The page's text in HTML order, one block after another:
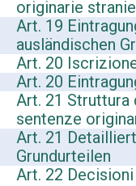
originarie
Art. 19
ausländischen
Art. 20
Art. 20
Art. 21
sentenze
Art. 21
Grundurteilen
Art. 22